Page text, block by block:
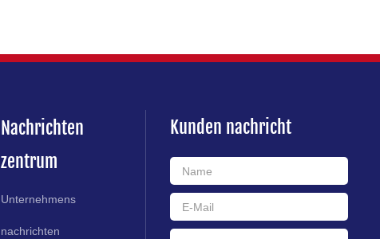
Nachrichten
zentrum
Unternehmens
nachrichten
Kunden nachricht